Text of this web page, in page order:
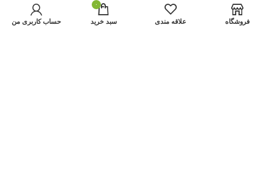
محصولات
از اینفروشگاه علاقه مندی
۰
سبد خرید حساب کاربری من